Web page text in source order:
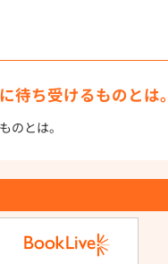
待ち受けるものとは。
のとは。